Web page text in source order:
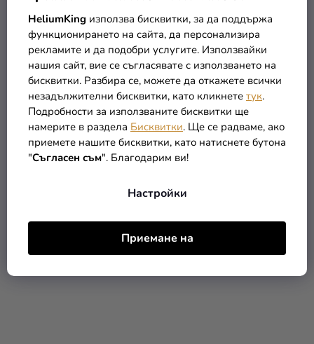
HeliumKing използва бисквитки, за да поддържа
функционирането на сайта, да персонализира
рекламите и да подобри услугите. Използвайки
нашия сайт, вие се съгласявате с използването на
бисквитки. Разбира се, можете да откажете всички
незадължителни бисквитки, като кликнете тук.
Подробности за използваните бисквитки ще
намерите в раздела Бисквитки. Ще се радваме, ако
приемете нашите бисквитки, като натиснете бутона
"Съгласен съм". Благодарим ви!
Настройки
Приемане на
Дървена кутия за
снимки и USB 15 х 21 см
8,49 €
В КОЛИЧКАТА
Дървена кутия с магнит
бяла
3,79 €
8,19 € (–53 %)